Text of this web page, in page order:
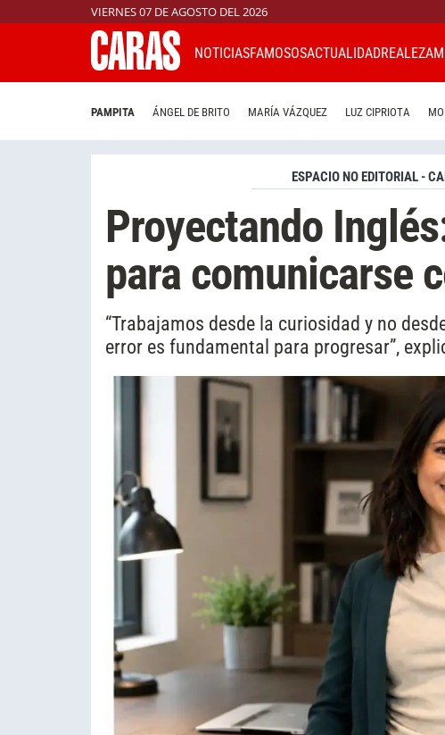
VIERNES 07 DE AGOSTO DEL 2026
NOTICIASFAMOSOSACTUALIDADREALEZA
PAMPITA ÁNGEL DE BRITO MARÍA VÁZQUEZ LUZ CIPRIOTA
ESPACIO NO EDITORIAL -
Proyectando
para comunicarse
“Trabajamos desde la curiosidad y no
error es fundamental para progresar”,